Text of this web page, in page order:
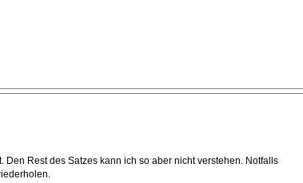
Den Rest des Satzes kann ich so aber nicht verstehen. Notfalls